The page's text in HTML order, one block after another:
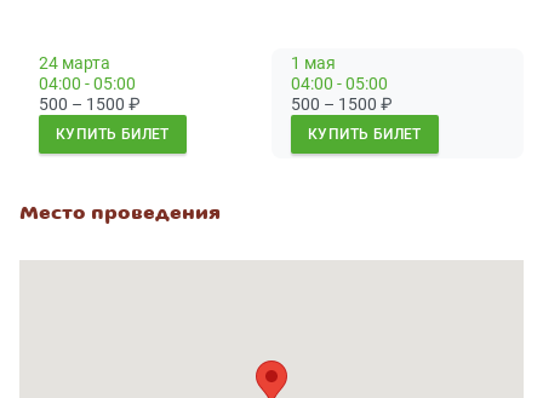
24 марта
04:00 - 05:00
500 – 1500 ₽
КУПИТЬ БИЛЕТ
1 мая
04:00 - 05:00
500 – 1500 ₽
КУПИТЬ БИЛЕТ
Место проведения